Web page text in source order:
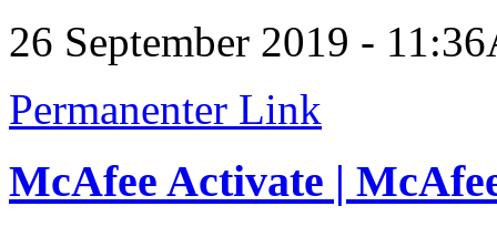
26 September 2019 -
Permanenter Link
McAfee Activate |